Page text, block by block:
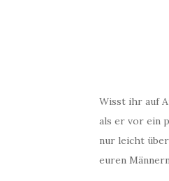
Wisst ihr auf
als er vor ein
nur leicht
euren